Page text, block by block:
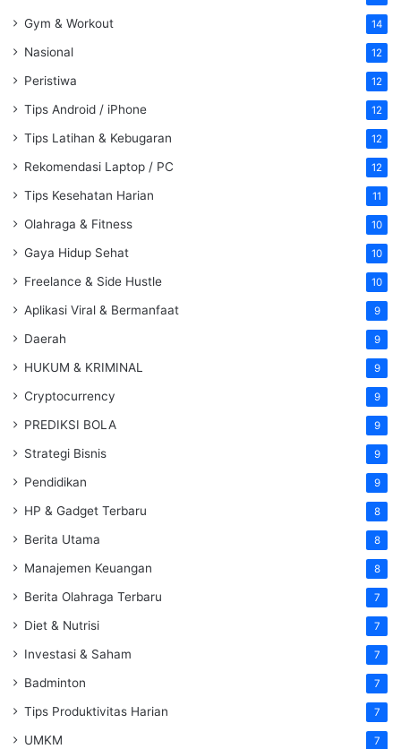
Gym & Workout 14
Nasional 12
Peristiwa 12
Tips Android / iPhone 12
Tips Latihan & Kebugaran 12
Rekomendasi Laptop / PC 12
Tips Kesehatan Harian 11
Olahraga & Fitness 10
Gaya Hidup Sehat 10
Freelance & Side Hustle 10
Aplikasi Viral & Bermanfaat 9
Daerah 9
HUKUM & KRIMINAL 9
Cryptocurrency 9
PREDIKSI BOLA 9
Strategi Bisnis 9
Pendidikan 9
HP & Gadget Terbaru 8
Berita Utama 8
Manajemen Keuangan 8
Berita Olahraga Terbaru 7
Diet & Nutrisi 7
Investasi & Saham 7
Badminton 7
Tips Produktivitas Harian 7
UMKM 7